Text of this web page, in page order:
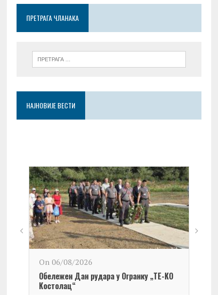
o
k
p er
ПРЕТРАГА ЧЛАНАКА
НАЈНОВИЈЕ ВЕСТИ
On 06/08/2026
Обележен Дан рудара у Огранку „ТЕ-KО
Kостолац“